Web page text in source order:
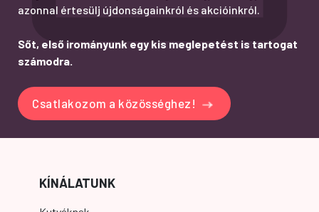
azonnal értesülj újdonságainkról és akcióinkról.
Sőt, első irományunk egy kis meglepetést is tartogat
számodra.
Csatlakozom a közösséghez!
KÍNÁLATUNK